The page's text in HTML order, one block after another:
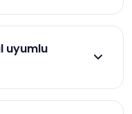
altyapısına
uyumlu
mobil cihazlarla